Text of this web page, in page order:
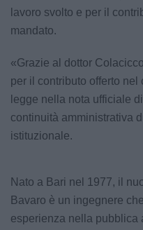
lavoro svolto e per il
mandato.
«Grazie al dottor
per il contributo offerto nel
legge nella nota ufficiale
continuità amministrativa
istituzionale.
Nato a Bari nel 1977, il
Bavaro è un ingegnere
esperienza nella pubblica